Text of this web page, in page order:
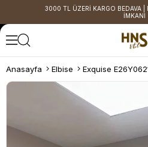
3000 TL ÜZERİ KARGO BEDAVA |
İMKANI
Anasayfa Elbise Exquise